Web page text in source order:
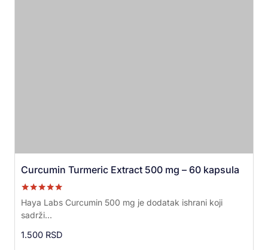
Curcumin Turmeric Extract 500 mg – 60 kapsula
Ocenjeno sa
5.00
od 5
Haya Labs Curcumin 500 mg je dodatak ishrani koji
sadrži...
1.500 RSD